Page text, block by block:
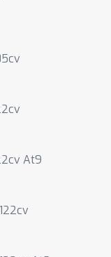
At9